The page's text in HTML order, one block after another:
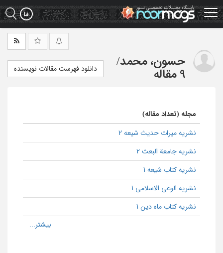
Skip
to
main
حسون، محمد/
9 مقاله
دانلود فهرست مقالات نویسنده
مجله (تعداد مقاله)
نشریه میراث حدیث شیعه 2
نشریه جامعة البعث 2
نشریه کتاب شیعه 1
نشریه الوعی الاسلامی 1
نشریه کتاب ماه دین 1